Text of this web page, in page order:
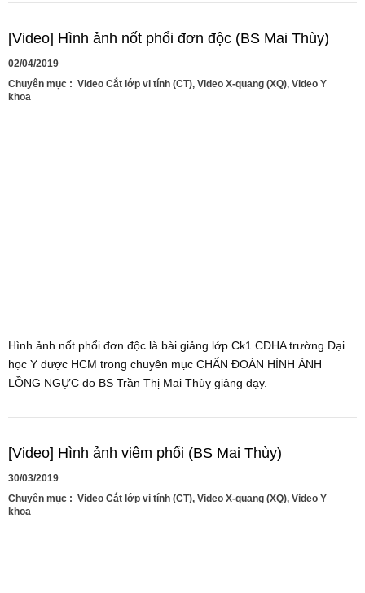
[Video] Hình ảnh nốt phổi đơn độc (BS Mai Thùy)
02/04/2019
Chuyên mục : Video Cắt lớp vi tính (CT), Video X-quang (XQ), Video Y
khoa
Hình ảnh nốt phổi đơn độc là bài giảng lớp Ck1 CĐHA trường Đại
học Y dược HCM trong chuyên mục CHẨN ĐOÁN HÌNH ẢNH
LỒNG NGỰC do BS Trần Thị Mai Thùy giảng dạy.
[Video] Hình ảnh viêm phổi (BS Mai Thùy)
30/03/2019
Chuyên mục : Video Cắt lớp vi tính (CT), Video X-quang (XQ), Video Y
khoa